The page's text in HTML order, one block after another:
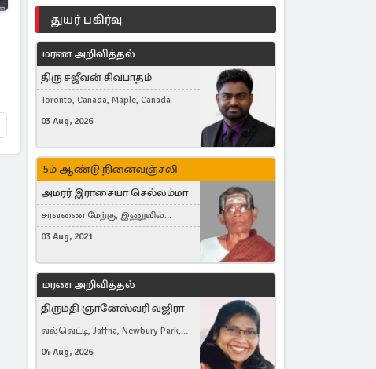
துயர் பகிர்வு
மரண அறிவித்தல்
திரு சஜீவன் சிவபாதம்
Toronto, Canada, Maple, Canada
03 Aug, 2026
5ம் ஆண்டு நினைவஞ்சலி
அமரர் இராசையா செல்லம்மா
சரவணை மேற்கு, இணுவில்
கிழக்கு
03 Aug, 2021
மரண அறிவித்தல்
திருமதி ஞானேஸ்வரி வஜிரா
வல்வெட்டி, Jaffna, Newbury Park,
United Kingdom
04 Aug, 2026